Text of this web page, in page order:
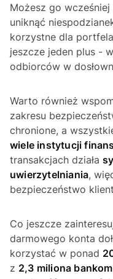
Możesz go
uniknąć
korzystne dla
jeszcze jeden plus -
odbiorców w
Warto również
zakresu
chronione, a
wiele instytucji
transakcjach działa
uwierzytelniania,
bezpieczeństwo
Co jeszcze
darmowego konta
korzystać w ponad
z 2,3 miliona